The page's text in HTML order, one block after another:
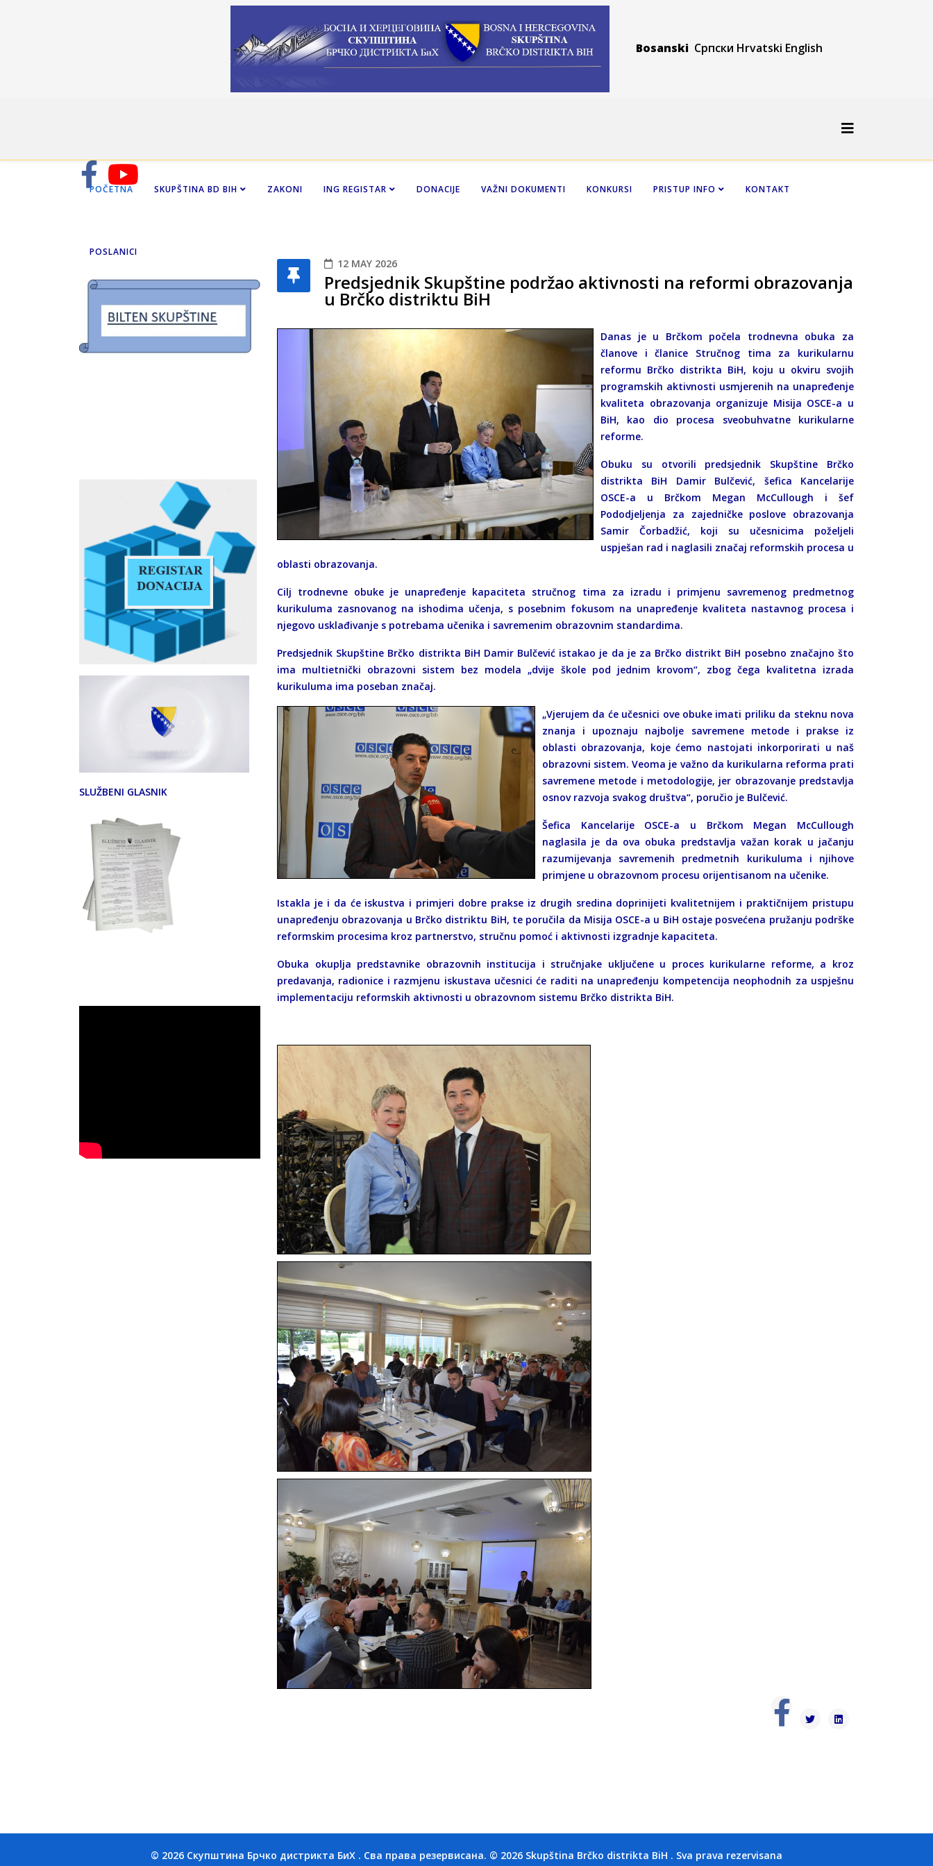
Bosanski Српски Hrvatski English
POČETNA SKUPŠTINA BD BIH ZAKONI ING REGISTAR DONACIJE VAŽNI DOKUMENTI KONKURSI PRISTUP INFO KONTAKT
POSLANICI
SLUŽBENI GLASNIK
12 MAY 2026
Predsjednik Skupštine podržao aktivnosti na reformi obrazovanja
u Brčko distriktu BiH
Danas je u Brčkom počela trodnevna obuka za
članove i članice Stručnog tima za kurikularnu
reformu Brčko distrikta BiH, koju u okviru svojih
programskih aktivnosti usmjerenih na unapređenje
kvaliteta obrazovanja organizuje Misija OSCE-a u
BiH, kao dio procesa sveobuhvatne kurikularne
reforme.
Obuku su otvorili predsjednik Skupštine Brčko
distrikta BiH Damir Bulčević, šefica Kancelarije
OSCE-a u Brčkom Megan McCullough i šef
Pododjeljenja za zajedničke poslove obrazovanja
Samir Čorbadžić, koji su učesnicima poželjeli
uspješan rad i naglasili značaj reformskih procesa u
oblasti obrazovanja.
Cilj trodnevne obuke je unapređenje kapaciteta stručnog tima za izradu i primjenu savremenog predmetnog
kurikuluma zasnovanog na ishodima učenja, s posebnim fokusom na unapređenje kvaliteta nastavnog procesa i
njegovo usklađivanje s potrebama učenika i savremenim obrazovnim standardima.
Predsjednik Skupštine Brčko distrikta BiH Damir Bulčević istakao je da je za Brčko distrikt BiH posebno značajno što
ima multietnički obrazovni sistem bez modela „dvije škole pod jednim krovom“, zbog čega kvalitetna izrada
kurikuluma ima poseban značaj.
„Vjerujem da će učesnici ove obuke imati priliku da steknu nova
znanja i upoznaju najbolje savremene metode i prakse iz
oblasti obrazovanja, koje ćemo nastojati inkorporirati u naš
obrazovni sistem. Veoma je važno da kurikularna reforma prati
savremene metode i metodologije, jer obrazovanje predstavlja
osnov razvoja svakog društva“, poručio je Bulčević.
Šefica Kancelarije OSCE-a u Brčkom Megan McCullough
naglasila je da ova obuka predstavlja važan korak u jačanju
razumijevanja savremenih predmetnih kurikuluma i njihove
primjene u obrazovnom procesu orijentisanom na učenike.
Istakla je i da će iskustva i primjeri dobre prakse iz drugih sredina doprinijeti kvalitetnijem i praktičnijem pristupu
unapređenju obrazovanja u Brčko distriktu BiH, te poručila da Misija OSCE-a u BiH ostaje posvećena pružanju podrške
reformskim procesima kroz partnerstvo, stručnu pomoć i aktivnosti izgradnje kapaciteta.
Obuka okuplja predstavnike obrazovnih institucija i stručnjake uključene u proces kurikularne reforme, a kroz
predavanja, radionice i razmjenu iskustava učesnici će raditi na unapređenju kompetencija neophodnih za uspješnu
implementaciju reformskih aktivnosti u obrazovnom sistemu Brčko distrikta BiH.
© 2026 Скупштина Брчко дистрикта БиХ . Сва права резервисана. © 2026 Skupština Brčko distrikta BiH . Sva prava rezervisana